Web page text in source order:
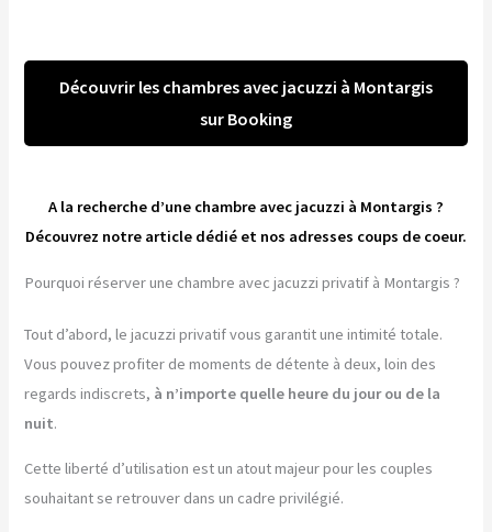
Découvrir les chambres avec jacuzzi à Montargis
sur Booking
A la recherche d’une chambre avec jacuzzi à Montargis ?
Découvrez notre article dédié et nos adresses coups de coeur.
Pourquoi réserver une chambre avec jacuzzi privatif à Montargis ?
Tout d’abord, le jacuzzi privatif vous garantit une intimité totale.
Vous pouvez profiter de moments de détente à deux, loin des
regards indiscrets, à n’importe quelle heure du jour ou de la
nuit.
Cette liberté d’utilisation est un atout majeur pour les couples
souhaitant se retrouver dans un cadre privilégié.